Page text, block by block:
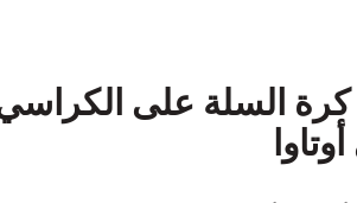
كرة السلة على